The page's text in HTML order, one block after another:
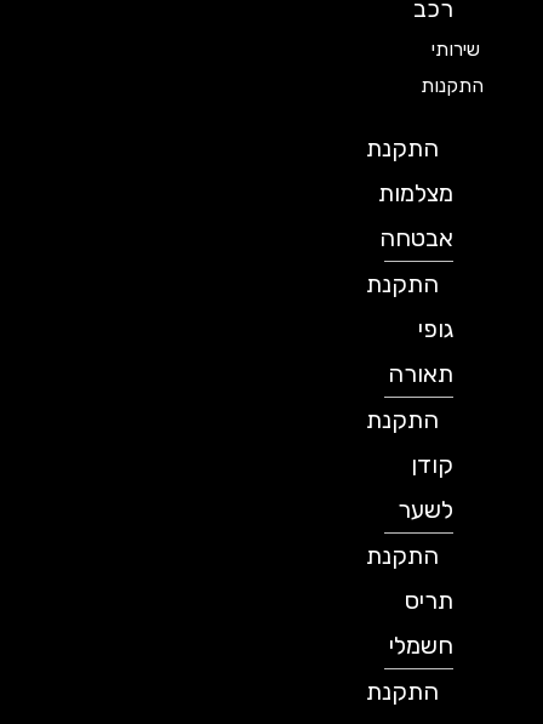
שירותי
התקנות
התקנת
מצלמות
אבטחה
התקנת
תאורה
התקנת
לשער
התקנת
תריס
חשמלי
התקנת